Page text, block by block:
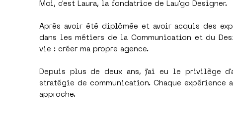
Moi, c'est Laura, la fondatrice de Lau'go Designer.
Après avoir été diplômée et avoir acquis des
dans les métiers de la Communication et du
vie : créer ma propre agence.
Depuis plus de deux ans, j'ai eu le privilège
stratégie de communication. Chaque
approche.